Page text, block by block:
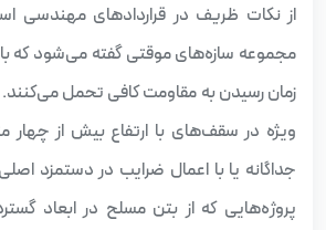
از نکات ظریف در قراردادهای مهندسی است.
مجموعه سازه‌های موقتی گفته می‌شود که بار
زمان رسیدن به مقاومت کافی تحمل می‌کنند.
ویژه در سقف‌های با ارتفاع بیش از چهار
جداگانه یا با اعمال ضرایب در دستمزد
پروژه‌هایی که از بتن مسلح در ابعاد